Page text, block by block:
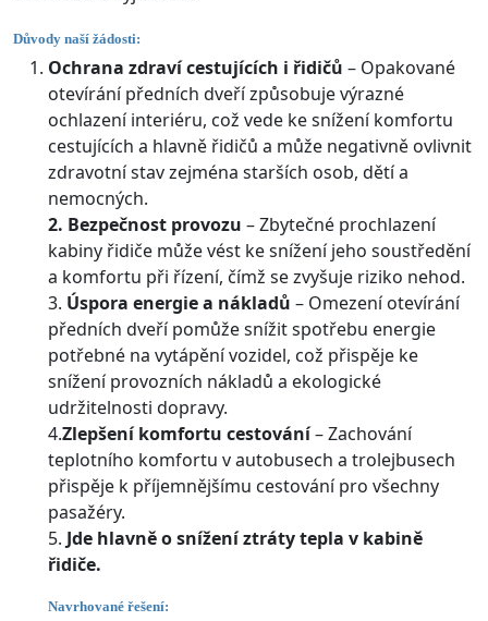
Důvody naší žádosti:
Ochrana zdraví cestujících i řidičů – Opakované
otevírání předních dveří způsobuje výrazné
ochlazení interiéru, což vede ke snížení komfortu
cestujících a hlavně řidičů a může negativně ovlivnit
zdravotní stav zejména starších osob, dětí a
nemocných.
2. Bezpečnost provozu – Zbytečné prochlazení
kabiny řidiče může vést ke snížení jeho soustředění
a komfortu při řízení, čímž se zvyšuje riziko nehod.
3. Úspora energie a nákladů – Omezení otevírání
předních dveří pomůže snížit spotřebu energie
potřebné na vytápění vozidel, což přispěje ke
snížení provozních nákladů a ekologické
udržitelnosti dopravy.
4.Zlepšení komfortu cestování– Zachování
teplotního komfortu v autobusech a trolejbusech
přispěje k příjemnějšímu cestování pro všechny
pasažéry.
5. Jde hlavně o snížení ztráty tepla v kabině
řidiče.
Navrhované řešení: